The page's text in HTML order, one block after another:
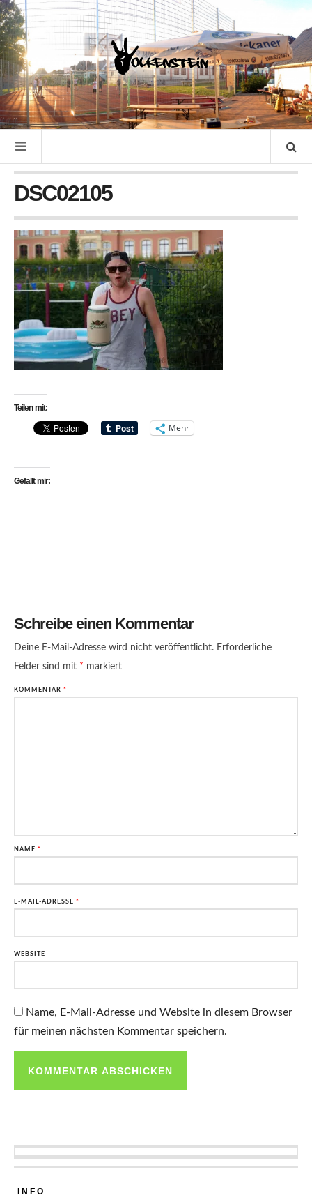
DSC02105
Teilen mit:
Mehr
Gefällt mir:
Schreibe einen Kommentar
Deine E-Mail-Adresse wird nicht veröffentlicht. Erforderliche
Felder sind mit * markiert
KOMMENTAR *
NAME *
E-MAIL-ADRESSE *
WEBSITE
Name, E-Mail-Adresse und Website in diesem Browser
für meinen nächsten Kommentar speichern.
INFO